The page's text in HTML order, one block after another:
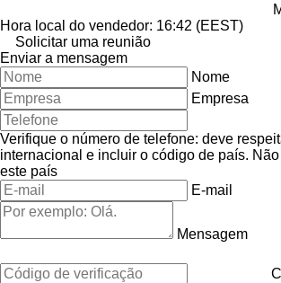
Hora local do vendedor: 16:42 (EEST)
Solicitar uma reunião
Enviar a mensagem
Nome
Empresa
Verifique o número de telefone: deve
internacional e incluir o código de país.
este país
E-mail
Mensagem